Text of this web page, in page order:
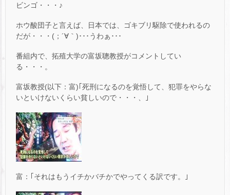
ビンゴ・・・♪
ホウ酸団子と言えば、日本では、ゴキブリ駆除で使われるの
だが・・・(；´∀｀)･･･うわぁ･･･
番組内で、拓殖大学の富坂聰教授がコメントしてい
る・・・。
富坂教授(以下：富)｢死刑になるのを覚悟して、犯罪をやらな
いといけないくらい貧しいので・・・、｣
富：｢それはもうイチかバチかでやってくる訳です。｣